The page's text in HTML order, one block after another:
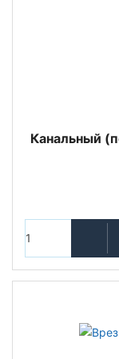
Канальный